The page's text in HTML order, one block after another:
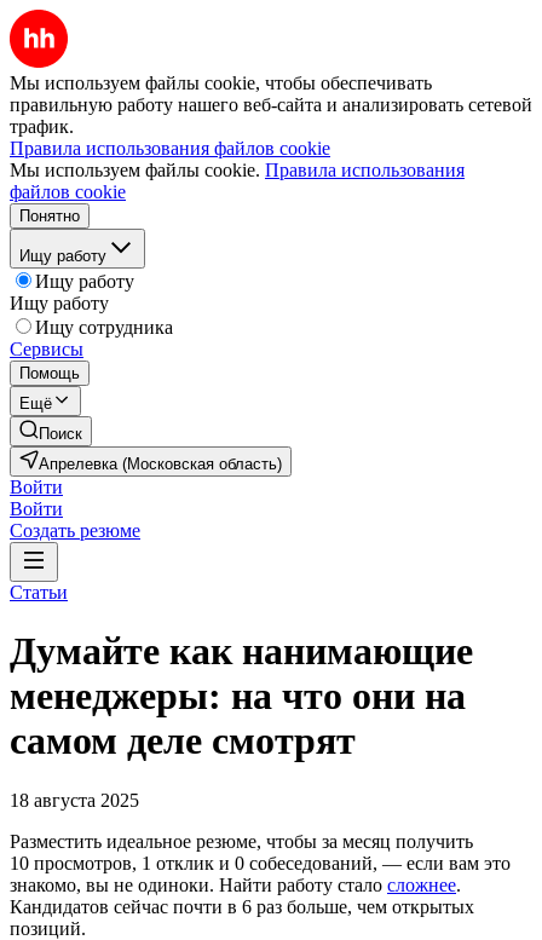
Мы используем файлы cookie, чтобы обеспечивать
правильную работу нашего веб-сайта и анализировать сетевой
трафик.
Правила использования файлов cookie
Мы используем файлы cookie. Правила использования
файлов cookie
Понятно
Ищу работу
Ищу работу
Ищу работу
Ищу сотрудника
Сервисы
Помощь
Ещё
Поиск
Апрелевка (Московская область)
Войти
Войти
Создать резюме
Статьи
Думайте как нанимающие
менеджеры: на что они на
самом деле смотрят
18 августа 2025
Разместить идеальное резюме, чтобы за месяц получить
10 просмотров, 1 отклик и 0 собеседований, ― если вам это
знакомо, вы не одиноки. Найти работу стало сложнее.
Кандидатов сейчас почти в 6 раз больше, чем открытых
позиций.